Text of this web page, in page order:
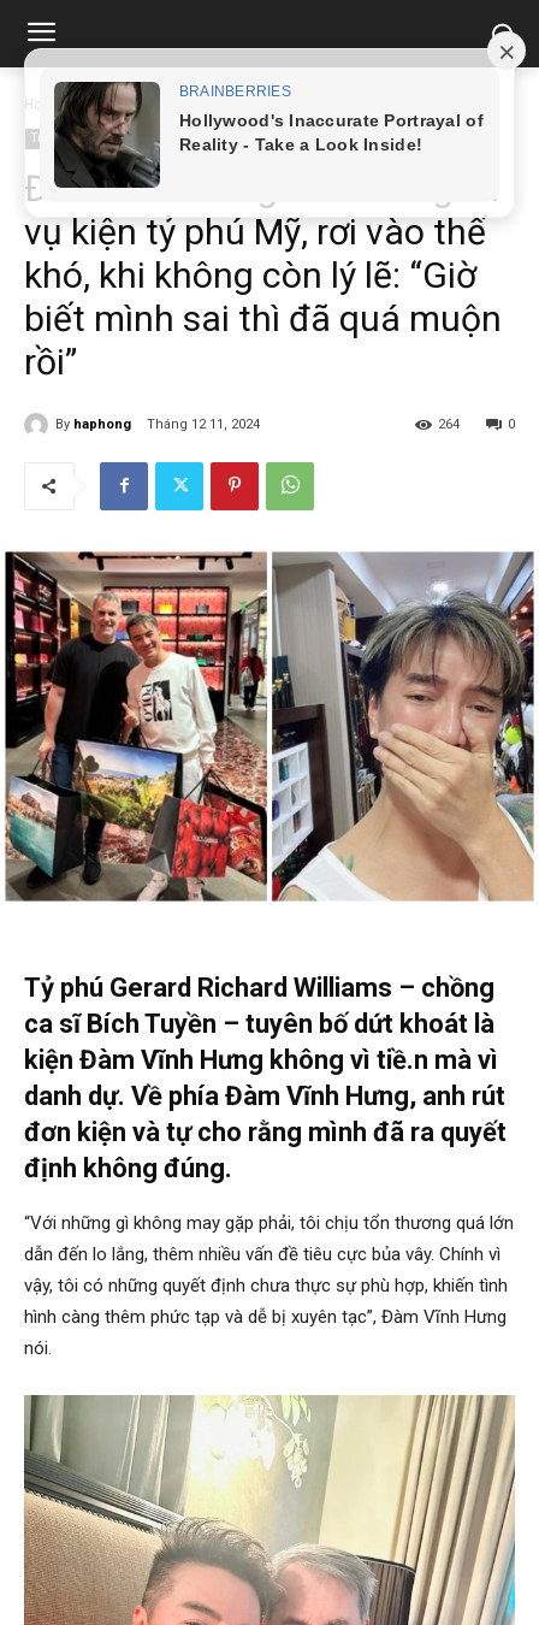
Home Tin tức Đàm Vĩnh Hưng hết đường lui vụ kiện tỷ phú Mỹ, rơi...
Tin tức
Đàm Vĩnh Hưng hết đường lui
vụ kiện tỷ phú Mỹ, rơi vào thế
khó, khi không còn lý lẽ: “Giờ
biết mình sai thì đã quá muộn
rồi”
By haphong Tháng 12 11, 2024 0
264
Tỷ phú Gerard Richard Williams – chồng
ca sĩ Bích Tuyền – tuyên bố dứt khoát là
kiện Đàm Vĩnh Hưng không vì tiề.n mà vì
danh dự. Về phía Đàm Vĩnh Hưng, anh rút
đơn kiện và tự cho rằng mình đã ra quyết
định không đúng.
“Với những gì không may gặp phải, tôi chịu tổn thương quá lớn
dẫn đến lo lắng, thêm nhiều vấn đề tiêu cực bủa vây. Chính vì
vậy, tôi có những quyết định chưa thực sự phù hợp, khiến tình
hình càng thêm phức tạp và dễ bị xuyên tạc”, Đàm Vĩnh Hưng
nói.